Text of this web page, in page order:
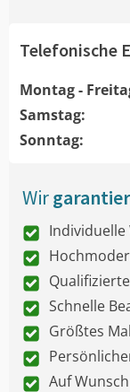
Telefonische
Montag -
Samstag:
Sonntag:
Wir
Schnelle
Größtes
Auf